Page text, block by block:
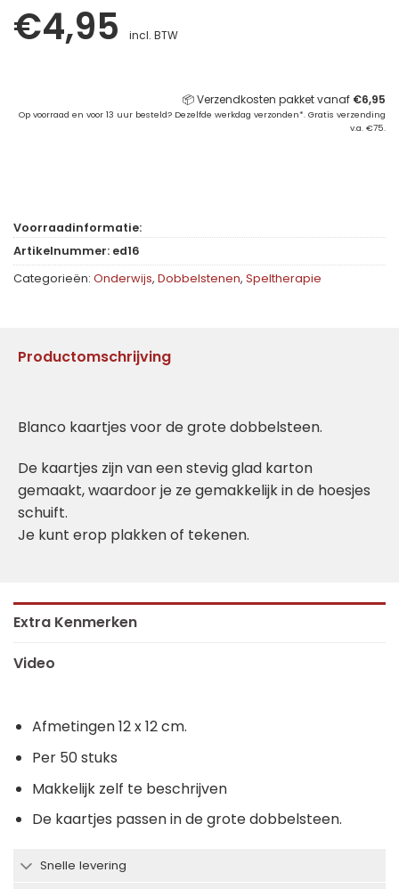
€4,95 incl. BTW
📦 Verzendkosten pakket vanaf €6,95
Op voorraad en voor 13 uur besteld? Dezelfde werkdag verzonden*. Gratis verzending
v.a. €75.
Voorraadinformatie:
Artikelnummer: ed16
Categorieën: Onderwijs, Dobbelstenen, Speltherapie
Productomschrijving
Blanco kaartjes voor de grote dobbelsteen.
De kaartjes zijn van een stevig glad karton
gemaakt, waardoor je ze gemakkelijk in de hoesjes
schuift.
Je kunt erop plakken of tekenen.
Extra Kenmerken
Video
Afmetingen 12 x 12 cm.
Per 50 stuks
Makkelijk zelf te beschrijven
De kaartjes passen in de grote dobbelsteen.
Snelle levering